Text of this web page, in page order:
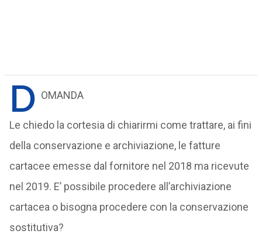
D OMANDA
Le chiedo la cortesia di chiarirmi come trattare, ai fini
della conservazione e archiviazione, le fatture
cartacee emesse dal fornitore nel 2018 ma ricevute
nel 2019. E’ possibile procedere all’archiviazione
cartacea o bisogna procedere con la conservazione
sostitutiva?